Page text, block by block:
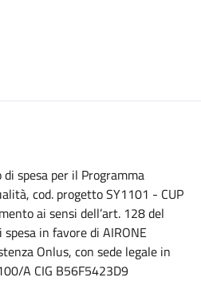
spesa per il Programma
cod. progetto SY1101 - CUP
ai sensi dell’art. 128 del
in favore di AIRONE
Onlus, con sede legale in
A CIG B56F5423D9